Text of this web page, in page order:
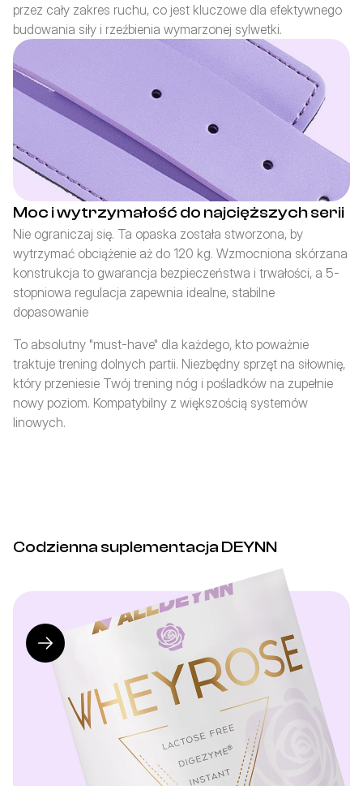
przez cały zakres ruchu, co jest kluczowe dla efektywnego
budowania siły i rzeźbienia wymarzonej sylwetki.
Moc i wytrzymałość do najcięższych serii
Nie ograniczaj się. Ta opaska została stworzona, by
wytrzymać obciążenie aż do 120 kg. Wzmocniona skórzana
konstrukcja to gwarancja bezpieczeństwa i trwałości, a 5-
stopniowa regulacja zapewnia idealne, stabilne
dopasowanie
To absolutny "must-have" dla każdego, kto poważnie
traktuje trening dolnych partii. Niezbędny sprzęt na siłownię,
który przeniesie Twój trening nóg i pośladków na zupełnie
nowy poziom. Kompatybilny z większością systemów
linowych.
Codzienna suplementacja DEYNN